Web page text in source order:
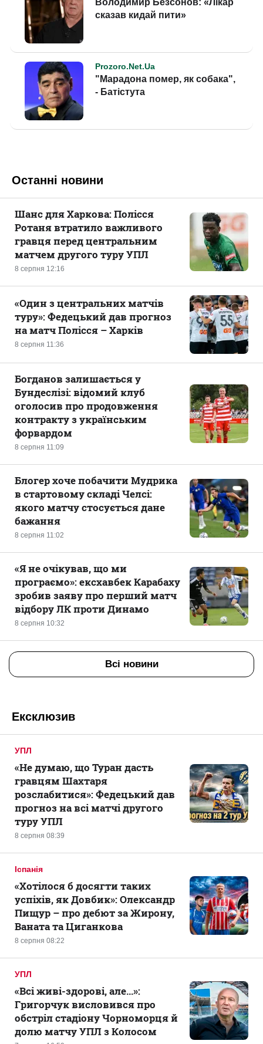
Останні новини
8 серпня 12:16
Шанс для Харкова: Полісся
Ротаня втратило важливого
гравця перед центральним
матчем другого туру УПЛ
8 серпня 11:36
«Один з центральних матчів
туру»: Федецький дав прогноз
на матч Полісся – Харків
8 серпня 11:09
Богданов залишається у
Бундеслізі: відомий клуб
оголосив про продовження
контракту з українським
форвардом
8 серпня 11:02
Блогер хоче побачити Мудрика
в стартовому складі Челсі:
якого матчу стосується дане
бажання
8 серпня 10:32
«Я не очікував, що ми
програємо»: ексхавбек Карабаху
зробив заяву про перший матч
відбору ЛК проти Динамо
Всі новини
Ексклюзив
УПЛ
8 серпня 08:39
«Не думаю, що Туран дасть
гравцям Шахтаря
розслабитися»: Федецький дав
прогноз на всі матчі другого
туру УПЛ
Іспанія
8 серпня 08:22
«Хотілося б досягти таких
успіхів, як Довбик»: Олександр
Пищур – про дебют за Жирону,
Ваната та Циганкова
УПЛ
«Всі живі-здорові, але...»:
Григорчук висловився про
обстріл стадіону Чорноморця й
долю матчу УПЛ з Колосом